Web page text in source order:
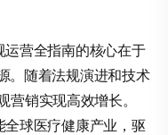
营全指南的核心在于
。随着法规演进和技术
销实现高效增长。
球医疗健康产业，驱